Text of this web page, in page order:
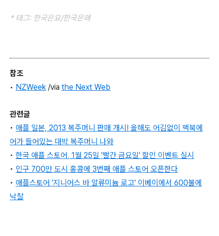
* 태그: 한국은요/한국은왜
참조
• NZWeek /via the Next Web
관련글
• 애플 일본, 2013 복주머니 판매 개시! 올해도 어김없이 맥북에
어가 들어있는 대박 복주머니 나와
• 한국 애플 스토어, 1월 25일 '빨간 금요일' 할인 이벤트 실시
• 인구 700만 도시 홍콩에 3번째 애플 스토어 오픈한다
• 애플스토어 '지니어스 바 알류미늄 로고' 이베이에서 600불에
낙찰